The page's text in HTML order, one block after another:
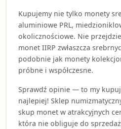
Kupujemy nie tylko monety
aluminiowe PRL,
okolicznościowe. Nie
monet IIRP zwłaszcza
podobnie jak monety
próbne i współczesne.
Sprawdź opinie — to my
najlepiej! Sklep
skup monet w atrakcyjnych
która nie obliguje do